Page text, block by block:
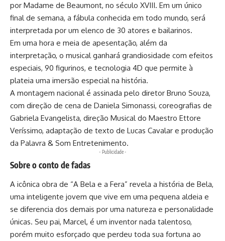
por Madame de Beaumont, no século XVIII. Em um único
final de semana, a fábula conhecida em todo mundo, será
interpretada por um elenco de 30 atores e bailarinos.
Em uma hora e meia de apesentação, além da
interpretação, o musical ganhará grandiosidade com efeitos
especiais, 90 figurinos, e tecnologia 4D que permite à
plateia uma imersão especial na história.
A montagem nacional é assinada pelo diretor Bruno Souza,
com direção de cena de Daniela Simonassi, coreografias de
Gabriela Evangelista, direção Musical do Maestro Ettore
Veríssimo, adaptação de texto de Lucas Cavalar e produção
da Palavra & Som Entretenimento.
- Publicidade -
Sobre o conto de fadas
A icônica obra de “A Bela e a Fera” revela a história de Bela,
uma inteligente jovem que vive em uma pequena aldeia e
se diferencia dos demais por uma natureza e personalidade
únicas. Seu pai, Marcel, é um inventor nada talentoso,
porém muito esforçado que perdeu toda sua fortuna ao